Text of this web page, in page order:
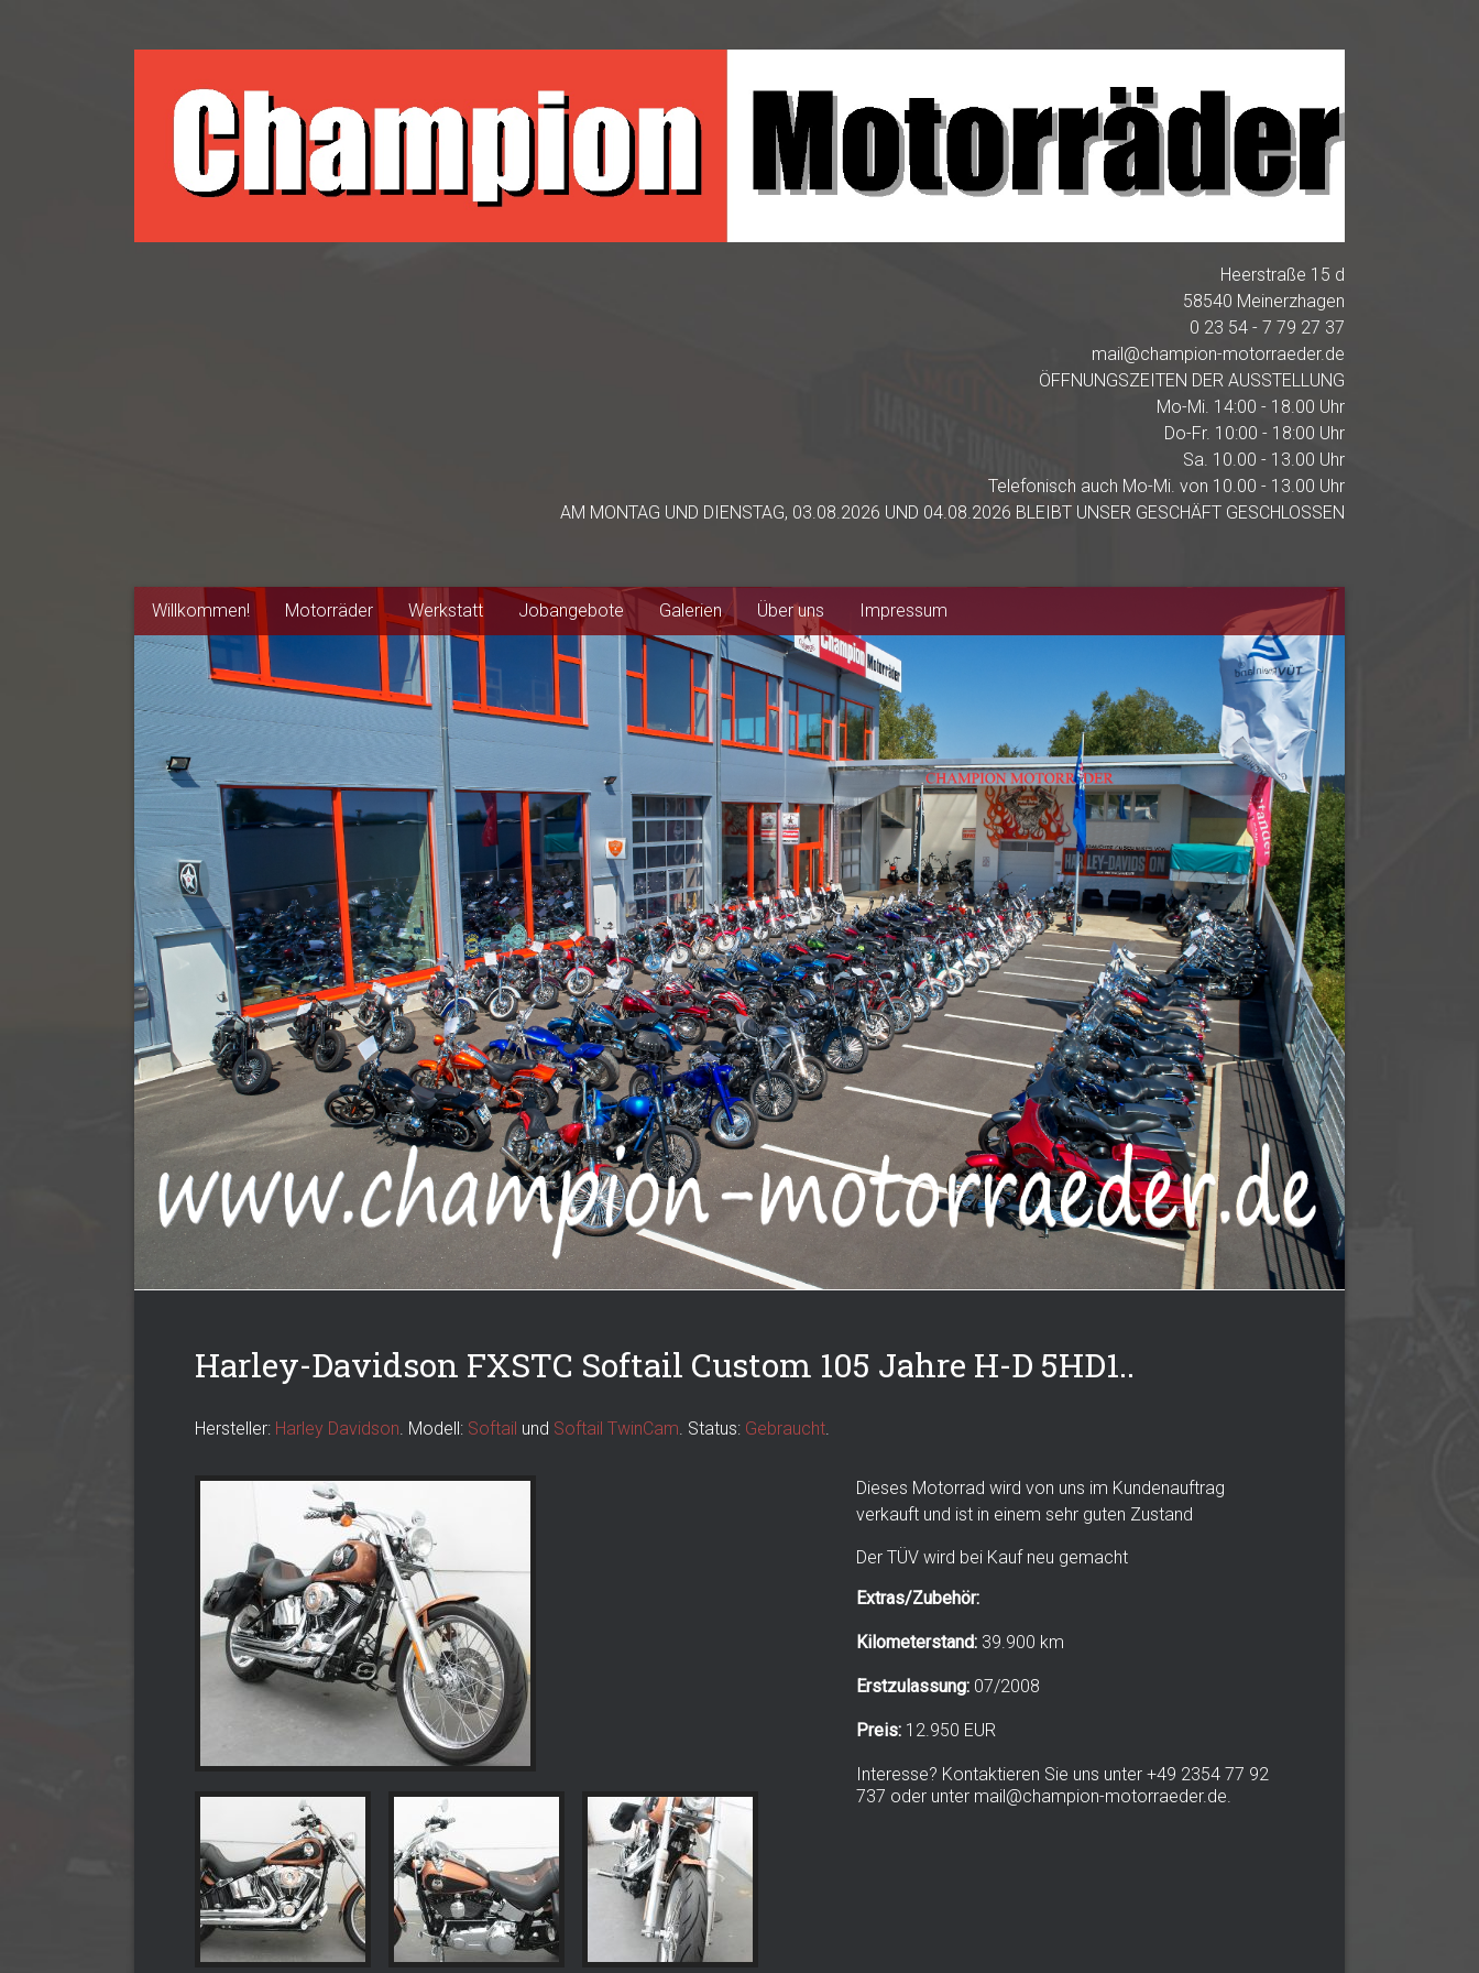
Heerstraße 15 d
58540 Meinerzhagen
0 23 54 - 7 79 27 37
mail@champion-motorraeder.de
ÖFFNUNGSZEITEN DER AUSSTELLUNG
Mo-Mi. 14:00 - 18.00 Uhr
Do-Fr. 10:00 - 18:00 Uhr
Sa. 10.00 - 13.00 Uhr
Telefonisch auch Mo-Mi. von 10.00 - 13.00 Uhr
AM MONTAG UND DIENSTAG, 03.08.2026 UND 04.08.2026 BLEIBT UNSER GESCHÄFT GESCHLOSSEN
Willkommen! Motorräder Werkstatt Jobangebote Galerien Über uns Impressum
Harley-Davidson FXSTC Softail Custom 105 Jahre H-D 5HD1..
Hersteller: Harley Davidson. Modell: Softail und Softail TwinCam. Status: Gebraucht.
Dieses Motorrad wird von uns im Kundenauftrag
verkauft und ist in einem sehr guten Zustand
Der TÜV wird bei Kauf neu gemacht
Extras/Zubehör:
Kilometerstand:39.900 km
Erstzulassung:07/2008
Preis:12.950 EUR
Interesse? Kontaktieren Sie uns unter +49 2354 77 92
737 oder unter mail@champion-motorraeder.de.